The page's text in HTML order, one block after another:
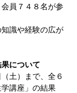
員７４８名が参
識や経験の広が
について
土）まで、全６
講座」の結果